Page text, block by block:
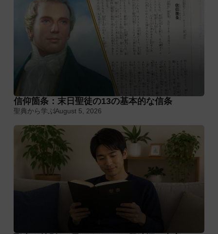
信仰箇条：末日聖徒の13の基本的な信条
聖典から学ぶAugust 5, 2026